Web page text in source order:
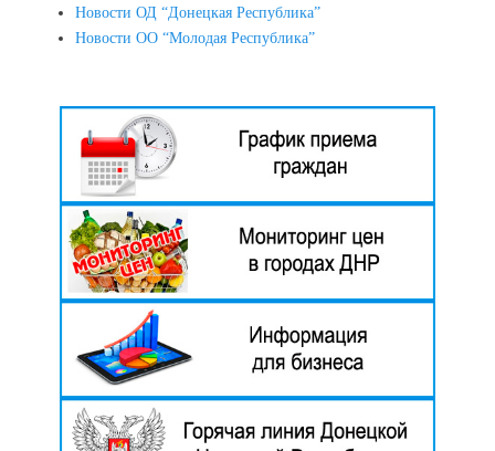
Новости ОД “Донецкая Республика”
Новости ОО “Молодая Республика”